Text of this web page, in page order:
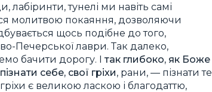
лабіринти, тунелі ми навіть самі
молитвою покаяння, дозволяючи
щось подібне до того,
Печерської лаври. Так далеко,
бачити дорогу. Ітак глибоко, як Боже
себе, свої гріхи, рани, — пізнати
є великою ласкою і благодаттю,